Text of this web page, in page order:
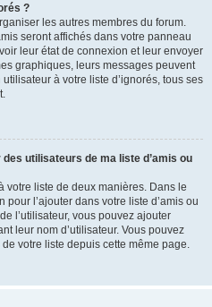
?
les autres membres du forum.
seront affichés dans votre panneau
leur état de connexion et leur envoyer
graphiques, leurs messages peuvent
à votre liste d’ignorés, tous ses
utilisateurs de ma liste d’amis ou
votre liste de deux manières. Dans le
l’ajouter dans votre liste d’amis ou
l’utilisateur, vous pouvez ajouter
leur nom d’utilisateur. Vous pouvez
votre liste depuis cette même page.